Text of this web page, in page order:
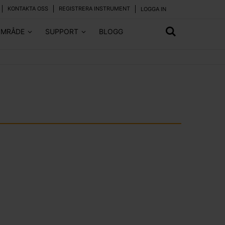
KONTAKTA OSS REGISTRERA INSTRUMENT LOGGA IN
SUPPORT BLOGG